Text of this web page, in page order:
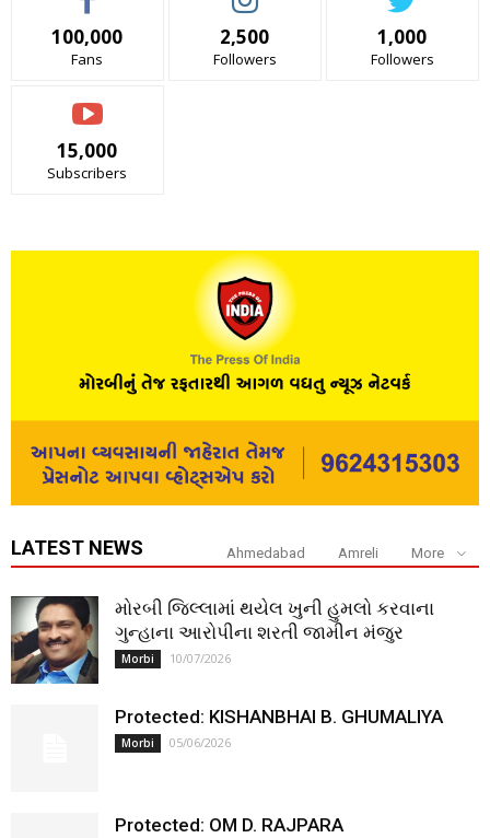
100,000
Fans
2,500
Followers
1,000
Followers
15,000
Subscribers
LATEST NEWS Ahmedabad Amreli More
મોરબી જિલ્લામાં થયેલ ખુની હુમલો કરવાના
ગુન્હાના આરોપીના શરતી જામીન મંજુર
Morbi 10/07/2026
Protected: KISHANBHAI B. GHUMALIYA
Morbi 05/06/2026
Protected: OM D. RAJPARA